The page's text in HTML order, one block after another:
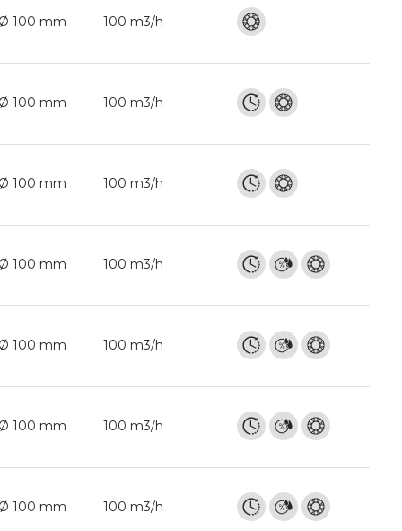
100 mm 100 m3/h
100 mm 100 m3/h
100 mm 100 m3/h
100 mm 100 m3/h
100 mm 100 m3/h
100 mm 100 m3/h
100 mm 100 m3/h